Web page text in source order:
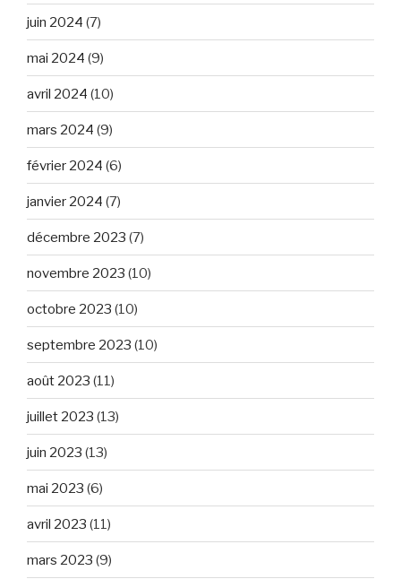
juin 2024 (7)
mai 2024 (9)
avril 2024 (10)
mars 2024 (9)
février 2024 (6)
janvier 2024 (7)
décembre 2023 (7)
novembre 2023 (10)
octobre 2023 (10)
septembre 2023 (10)
août 2023 (11)
juillet 2023 (13)
juin 2023 (13)
mai 2023 (6)
avril 2023 (11)
mars 2023 (9)